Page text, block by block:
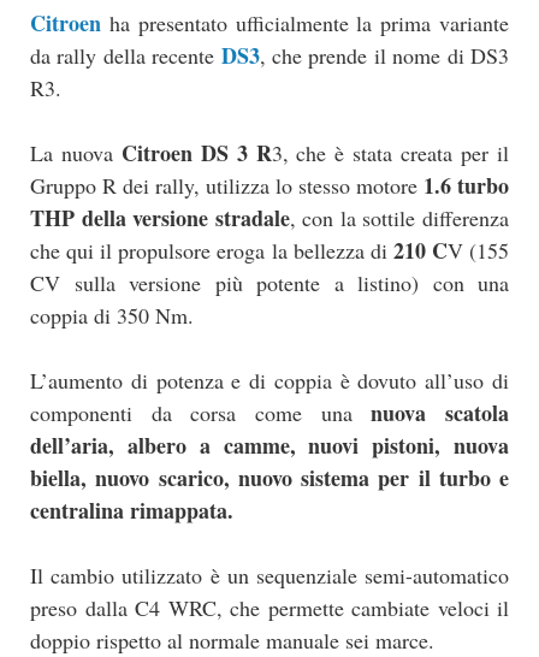
Citroen ha presentato ufficialmente la prima variante
da rally della recente DS3, che prende il nome di DS3
R3.
La nuova Citroen DS 3 R3, che è stata creata per il
Gruppo R dei rally, utilizza lo stesso motore 1.6 turbo
THP della versione stradale, con la sottile differenza
che qui il propulsore eroga la bellezza di 210 CV (155
CV sulla versione più potente a listino) con una
coppia di 350 Nm.
L’aumento di potenza e di coppia è dovuto all’uso di
componenti da corsa come unanuova scatola
dell’aria, albero a camme, nuovi pistoni, nuova
biella, nuovo scarico, nuovo sistema per il turbo e
centralina rimappata.
Il cambio utilizzato è un sequenziale semi-automatico
preso dalla C4 WRC, che permette cambiate veloci il
doppio rispetto al normale manuale sei marce.